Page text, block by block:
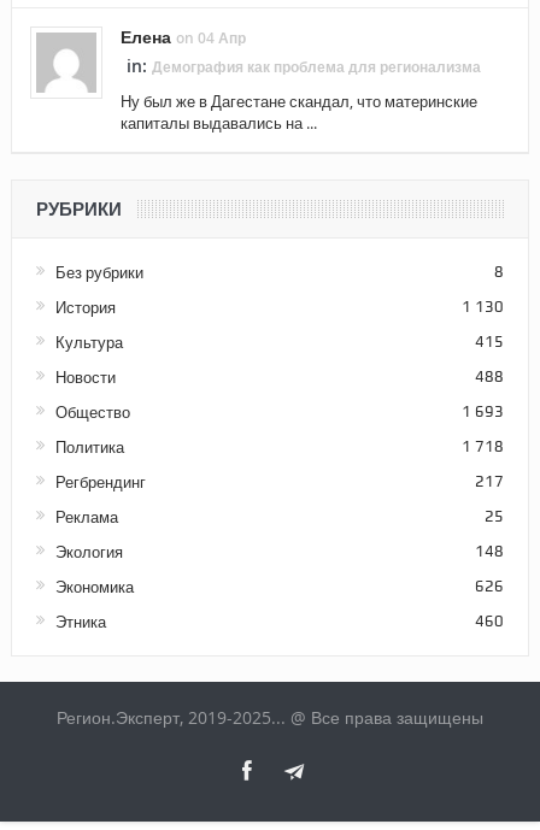
Елена on 04 Апр
in: Демография как проблема для регионализма
Ну был же в Дагестане скандал, что материнские
капиталы выдавались на ...
РУБРИКИ
Без рубрики 8
История 1 130
Культура 415
Новости 488
Общество 1 693
Политика 1 718
Регбрендинг 217
Реклама 25
Экология 148
Экономика 626
Этника 460
Регион.Эксперт, 2019-2025... @ Все права защищены